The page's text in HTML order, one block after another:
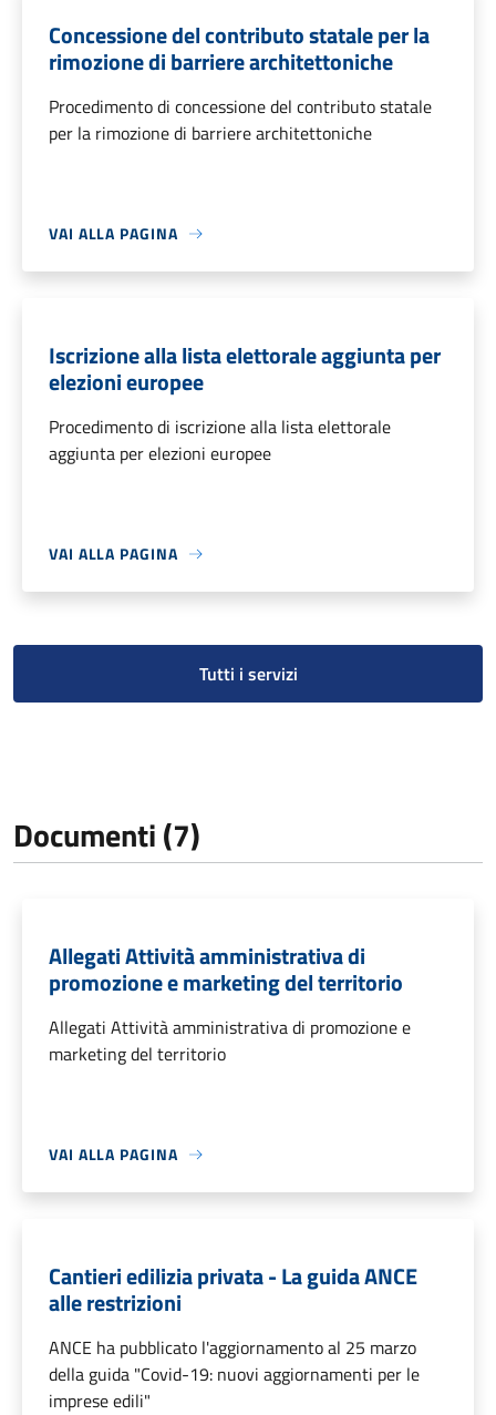
Concessione del contributo statale per la
rimozione di barriere architettoniche
Procedimento di concessione del contributo statale
per la rimozione di barriere architettoniche
VAI ALLA PAGINA
Iscrizione alla lista elettorale aggiunta per
elezioni europee
Procedimento di iscrizione alla lista elettorale
aggiunta per elezioni europee
VAI ALLA PAGINA
Tutti i servizi
Documenti (7)
Allegati Attività amministrativa di
promozione e marketing del territorio
Allegati Attività amministrativa di promozione e
marketing del territorio
VAI ALLA PAGINA
Cantieri edilizia privata - La guida ANCE
alle restrizioni
ANCE ha pubblicato l'aggiornamento al 25 marzo
della guida "Covid-19: nuovi aggiornamenti per le
imprese edili"